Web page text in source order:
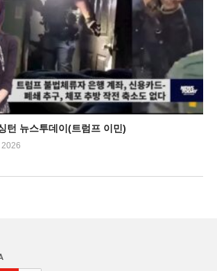
턴 뉴스투데이(트럼프 이민)